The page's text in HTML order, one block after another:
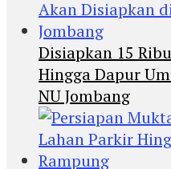
Disiapkan 15
Hingga Dapur
NU Jombang